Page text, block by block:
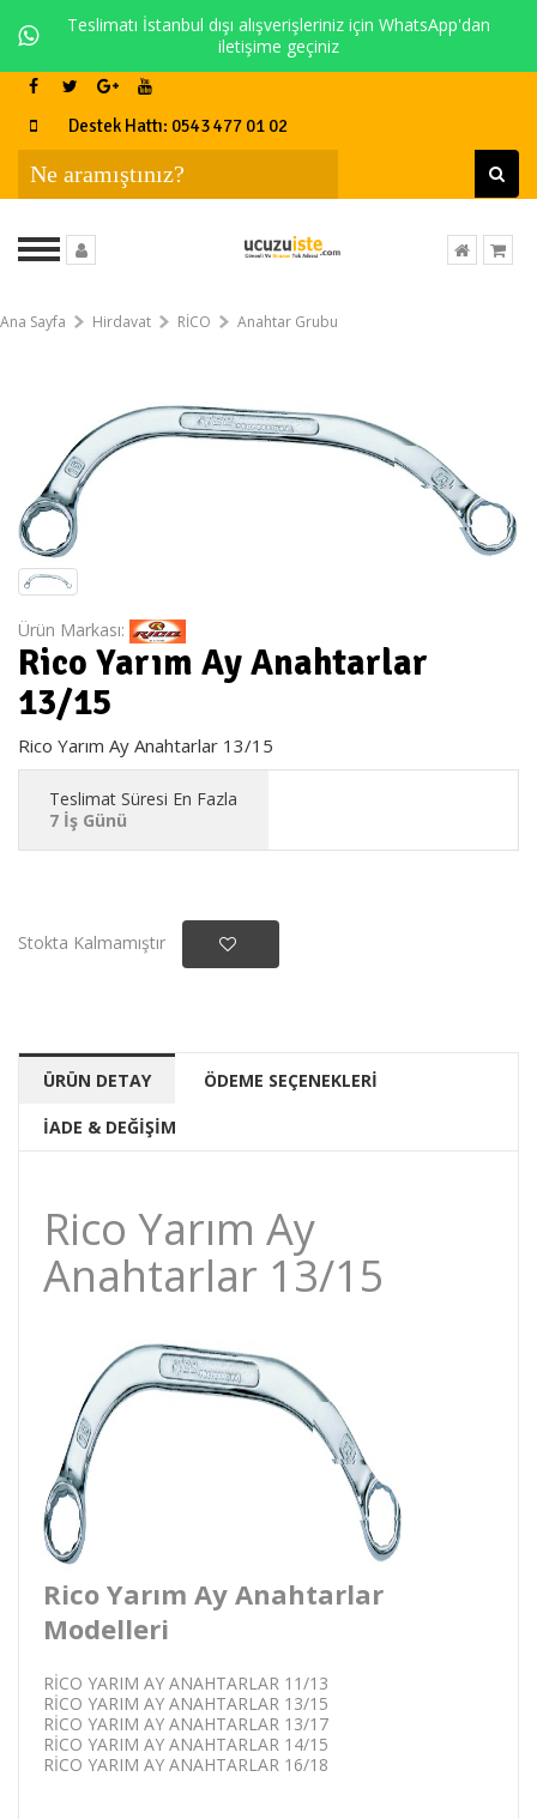
Teslimatı İstanbul dışı alışverişleriniz için WhatsApp'dan
iletişime geçiniz
Destek Hattı: 0543 477 01 02
Ana Sayfa Hirdavat RİCO Anahtar Grubu
Ürün Markası:
Rico Yarım Ay Anahtarlar
13/15
Rico Yarım Ay Anahtarlar 13/15
Teslimat Süresi En Fazla
7 İş Günü
Stokta Kalmamıştır
ÜRÜN DETAY ÖDEME SEÇENEKLERİ
İADE & DEĞİŞİM
Rico Yarım Ay
Anahtarlar 13/15
Rico Yarım Ay Anahtarlar
Modelleri
RICO YARIM AY ANAHTARLAR 11/13
RICO YARIM AY ANAHTARLAR 13/15
RICO YARIM AY ANAHTARLAR 13/17
RICO YARIM AY ANAHTARLAR 14/15
RICO YARIM AY ANAHTARLAR 16/18